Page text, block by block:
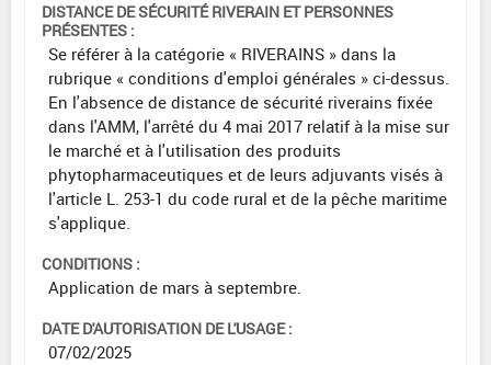
DISTANCE DE SÉCURITÉ RIVERAIN ET PERSONNES
PRÉSENTES :
Se référer à la catégorie « RIVERAINS » dans la
rubrique « conditions d'emploi générales » ci-dessus.
En l'absence de distance de sécurité riverains fixée
dans l'AMM, l'arrêté du 4 mai 2017 relatif à la mise sur
le marché et à l'utilisation des produits
phytopharmaceutiques et de leurs adjuvants visés à
l'article L. 253-1 du code rural et de la pêche maritime
s'applique.
CONDITIONS :
Application de mars à septembre.
DATE D'AUTORISATION DE L'USAGE :
07/02/2025